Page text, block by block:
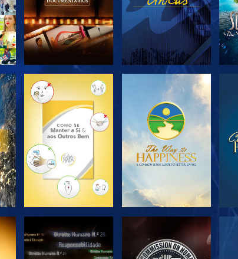
EXPLORAR A
SÉRIE
EXPLORAR A
SÉRIE
VER VER